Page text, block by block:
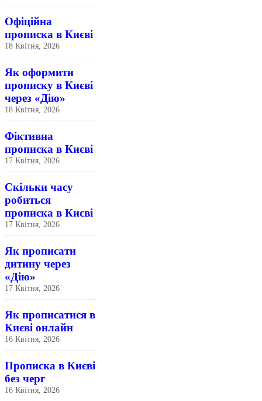
Офіційна
прописка в Києві
18 Квітня, 2026
Як оформити
прописку в Києві
через «Дію»
18 Квітня, 2026
Фіктивна
прописка в Києві
17 Квітня, 2026
Скільки часу
робиться
прописка в Києві
17 Квітня, 2026
Як прописати
дитину через
«Дію»
17 Квітня, 2026
Як прописатися в
Києві онлайн
16 Квітня, 2026
Прописка в Києві
без черг
16 Квітня, 2026